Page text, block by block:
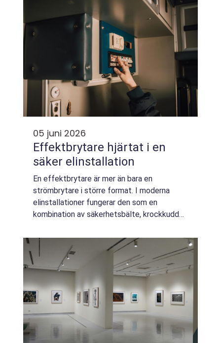
05 juni 2026
Effektbrytare hjärtat i en
säker elinstallation
En effektbrytare är mer än bara en
strömbrytare i större format. I moderna
elinstallationer fungerar den som en
kombination av säkerhetsbälte, krockkudde
okontrollerat, kablar blir överbelastade eller
en kortslutning u...